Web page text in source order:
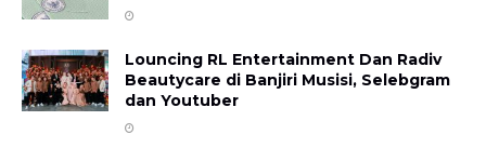
Louncing RL Entertainment Dan Radiv
Beautycare di Banjiri Musisi, Selebgram
dan Youtuber